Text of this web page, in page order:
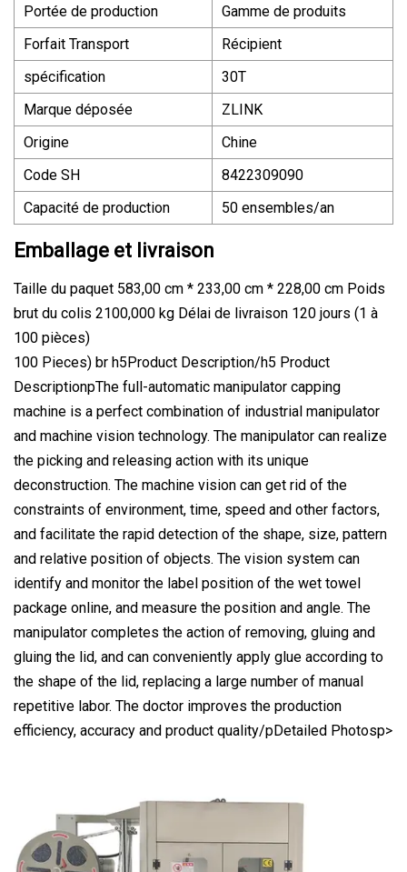
Portée de production
Gamme de produits
Forfait Transport
Récipient
spécification
30T
Marque déposée
ZLINK
Origine
Chine
Code SH
8422309090
Capacité de production
50 ensembles/an
Emballage et livraison
Taille du paquet 583,00 cm * 233,00 cm * 228,00 cm Poids
brut du colis 2100,000 kg Délai de livraison 120 jours (1 à
100 pièces)
100 Pieces) br h5Product Description/h5 Product
DescriptionpThe full-automatic manipulator capping
machine is a perfect combination of industrial manipulator
and machine vision technology. The manipulator can realize
the picking and releasing action with its unique
deconstruction. The machine vision can get rid of the
constraints of environment, time, speed and other factors,
and facilitate the rapid detection of the shape, size, pattern
and relative position of objects. The vision system can
identify and monitor the label position of the wet towel
package online, and measure the position and angle. The
manipulator completes the action of removing, gluing and
gluing the lid, and can conveniently apply glue according to
the shape of the lid, replacing a large number of manual
repetitive labor. The doctor improves the production
efficiency, accuracy and product quality/pDetailed Photosp>